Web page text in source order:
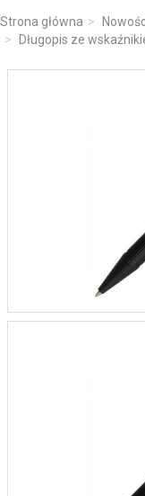
Strona główna
Długopis ze